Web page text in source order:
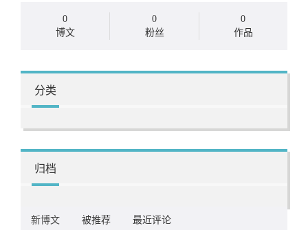
0
博文
0
粉丝
0
作品
分类
归档
新博文 被推荐 最近评论